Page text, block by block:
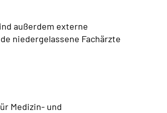
außerdem externe
niedergelassene Fachärzte
Medizin- und